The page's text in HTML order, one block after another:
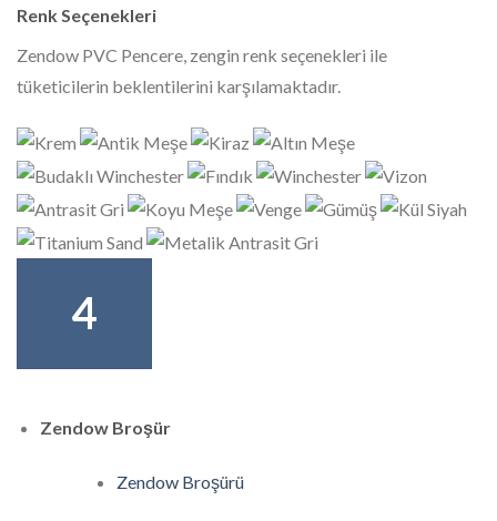
Renk Seçenekleri
Zendow PVC Pencere, zengin renk seçenekleri ile
tüketicilerin beklentilerini karşılamaktadır.
4
Zendow Broşür
Zendow Broşürü